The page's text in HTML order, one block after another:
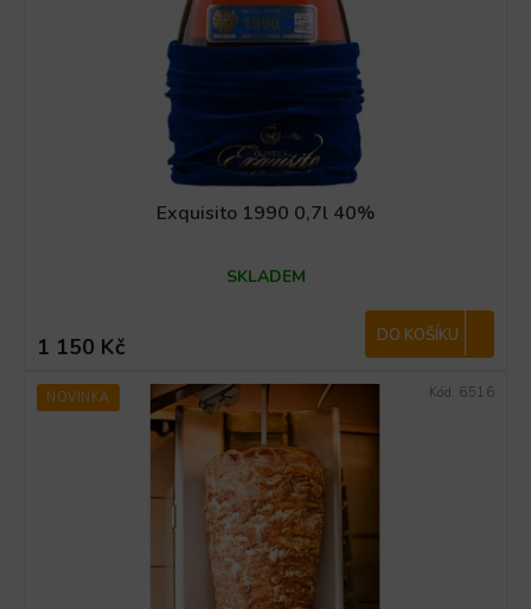
Exquisito 1990 0,7l 40%
SKLADEM
1 150 Kč DO KOŠÍKU
NOVINKA Kód: 6516